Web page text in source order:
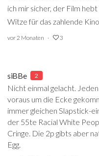
ich mir sicher, der Film
Witze für das zahlende
vor 2 Monaten 3
siBBe 2
Nicht einmal gelacht.
voraus um die Ecke
immer gleichen Slapstick-
der 55te Racial White
Cringe. Die 2p gibts aber
Egg.